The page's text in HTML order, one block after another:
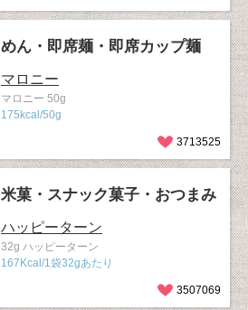
めん・即席麺・即席カップ麺
マロニー
マロニー 50g
175kcal/50g
3713525
米菓・スナック菓子・おつまみ
ハッピーターン
32g ハッピーターン
167Kcal/1袋32gあたり
3507069